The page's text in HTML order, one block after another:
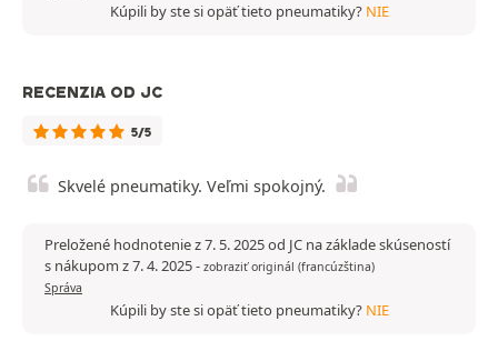
Kúpili by ste si opäť tieto pneumatiky? NIE
RECENZIA OD JC
5/5
Skvelé pneumatiky. Veľmi spokojný.
Preložené hodnotenie z 7. 5. 2025 od JC na základe skúseností
s nákupom z 7. 4. 2025- zobraziť originál (francúzština)
Správa
Kúpili by ste si opäť tieto pneumatiky? NIE